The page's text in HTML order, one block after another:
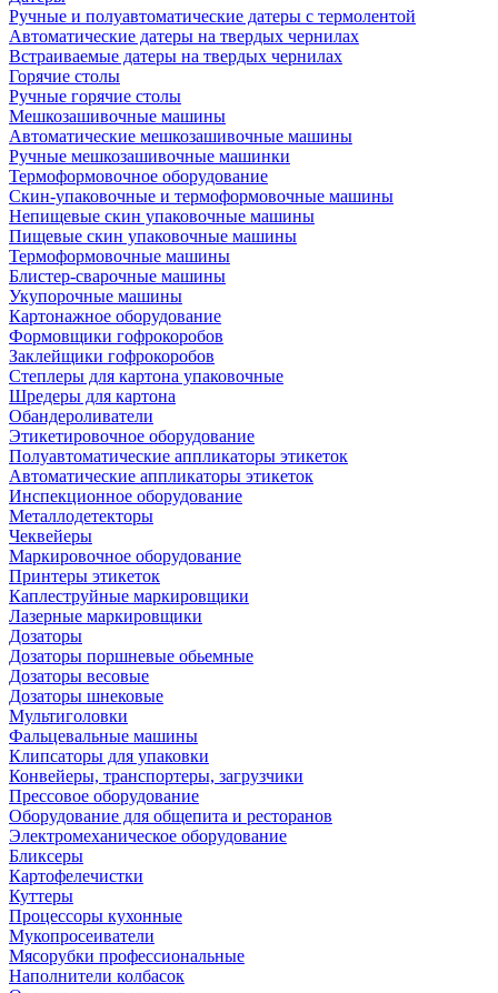
Ручные и полуавтоматические датеры с термолентой
Автоматические датеры на твердых чернилах
Встраиваемые датеры на твердых чернилах
Горячие столы
Ручные горячие столы
Мешкозашивочные машины
Автоматические мешкозашивочные машины
Ручные мешкозашивочные машинки
Термоформовочное оборудование
Скин-упаковочные и термоформовочные машины
Непищевые скин упаковочные машины
Пищевые скин упаковочные машины
Термоформовочные машины
Блистер-сварочные машины
Укупорочные машины
Картонажное оборудование
Формовщики гофрокоробов
Заклейщики гофрокоробов
Степлеры для картона упаковочные
Шредеры для картона
Обандероливатели
Этикетировочное оборудование
Полуавтоматические аппликаторы этикеток
Автоматические аппликаторы этикеток
Инспекционное оборудование
Металлодетекторы
Чеквейеры
Маркировочное оборудование
Принтеры этикеток
Каплеструйные маркировщики
Лазерные маркировщики
Дозаторы
Дозаторы поршневые обьемные
Дозаторы весовые
Дозаторы шнековые
Мультиголовки
Фальцевальные машины
Клипсаторы для упаковки
Конвейеры, транспортеры, загрузчики
Прессовое оборудование
Оборудование для общепита и ресторанов
Электромеханическое оборудование
Бликсеры
Картофелечистки
Куттеры
Процессоры кухонные
Мукопросеиватели
Мясорубки профессиональные
Наполнители колбасок